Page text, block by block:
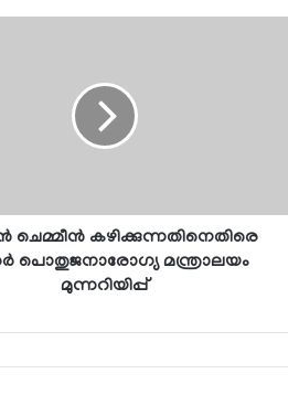
ചെമ്മീന്‍ കഴിക്കുന്നതിനെതിരെ
പൊതുജനാരോഗ്യ മന്ത്രാലയം
മുന്നറിയിപ്പ്